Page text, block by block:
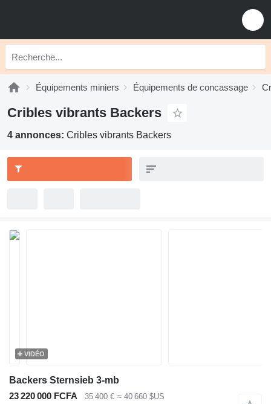
Équipements miniers Équipements de concassage
Cribles vibrants Backers
4 annonces: Cribles vibrants Backers
VIDÉO
Backers Sternsieb 3-mb
23 220 000 FCFA
35 400 € ≈ 40 660 $US